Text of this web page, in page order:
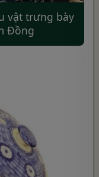
vật trưng bày
Đồng